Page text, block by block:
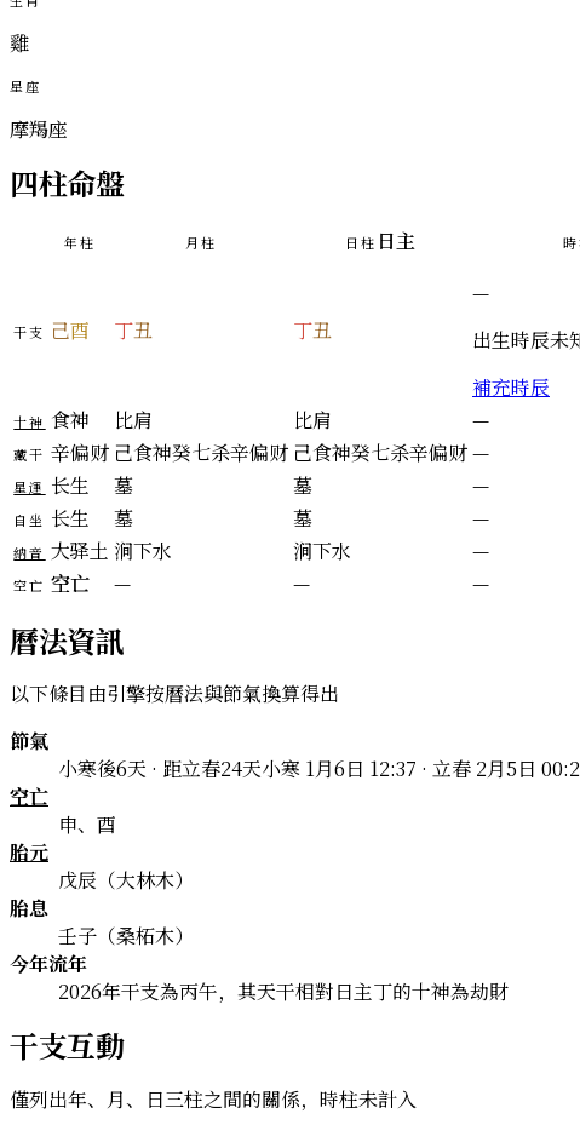
雞
星座
摩羯座
四柱命盤
年柱 月柱 日柱 日主
干支 己酉 丁丑 丁丑
—
出生時辰未
補充時辰
十神 食神 比肩 比肩 —
藏干 辛偏财 己食神癸七杀辛偏财 己食神癸七杀辛偏财—
星運 长生 墓 墓 —
自坐 长生 墓 墓 —
納音 大驿土 涧下水 涧下水 —
空亡 空亡 — — —
曆法資訊
以下條目由引擎按曆法與節氣換算得出
節氣
小寒後6天 · 距立春24天小寒 1月6日 12:37 · 立春 2月5日
空亡
申、酉
胎元
戊辰（大林木）
胎息
壬子（桑柘木）
今年流年
2026年干支為丙午，其天干相對日主丁的十神為劫財
干支互動
僅列出年、月、日三柱之間的關係，時柱未計入